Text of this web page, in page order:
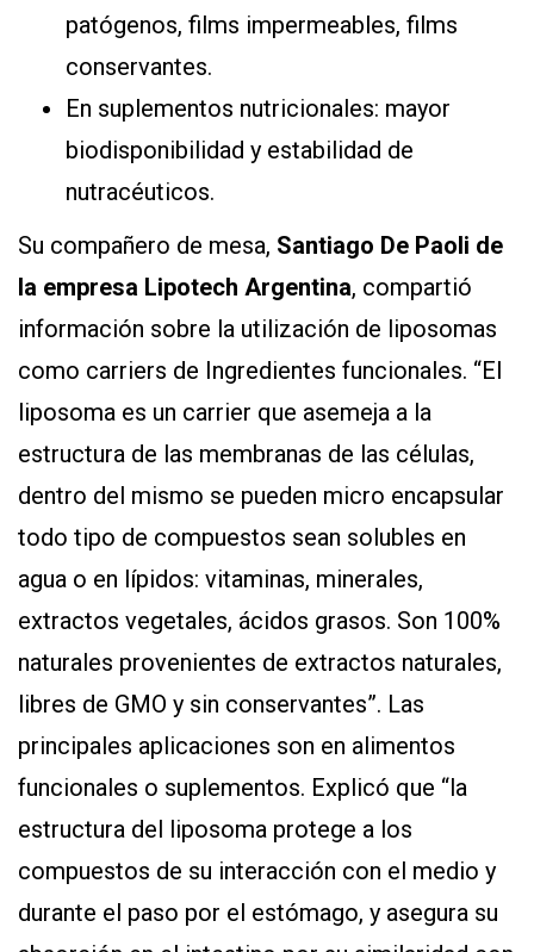
patógenos, films impermeables, films
conservantes.
En suplementos nutricionales: mayor
biodisponibilidad y estabilidad de
nutracéuticos.
Su compañero de mesa, Santiago De Paoli de
la empresa Lipotech Argentina, compartió
información sobre la utilización de liposomas
como carriers de Ingredientes funcionales. “El
liposoma es un carrier que asemeja a la
estructura de las membranas de las células,
dentro del mismo se pueden micro encapsular
todo tipo de compuestos sean solubles en
agua o en lípidos: vitaminas, minerales,
extractos vegetales, ácidos grasos. Son 100%
naturales provenientes de extractos naturales,
libres de GMO y sin conservantes”. Las
principales aplicaciones son en alimentos
funcionales o suplementos. Explicó que “la
estructura del liposoma protege a los
compuestos de su interacción con el medio y
durante el paso por el estómago, y asegura su